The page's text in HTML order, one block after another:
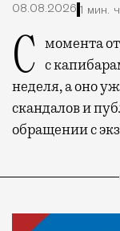
08.08.2026 1 мин.
С момента открытия нового контактного кафе с
неделя, а оно
скандалов и
обращении с